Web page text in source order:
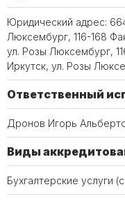
Юридический адрес:
Люксембург, 116-168
ул. Розы Люксембург,
Иркутск, ул. Розы
Ответственный
Дронов Игорь
Виды
Бухгалтерские услуги